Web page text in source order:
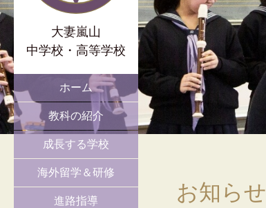
大妻嵐山
中学校・高等学校
ホーム
教科の紹介
成長する学校
海外留学＆研修
進路指導 お知らせ